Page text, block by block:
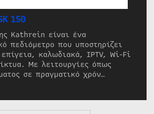
150
Kathrein είναι ένα
πεδιόμετρο που υποστηρίζει
καλωδιακά, IPTV, Wi-Fi
Με λειτουργίες όπως
σε πραγματικό χρόν…